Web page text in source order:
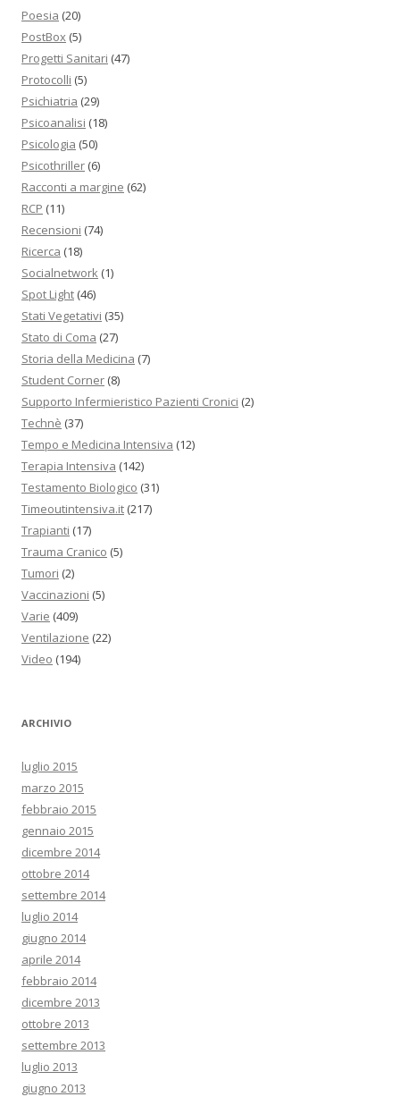
Poesia (20)
PostBox (5)
Progetti Sanitari (47)
Protocolli (5)
Psichiatria (29)
Psicoanalisi (18)
Psicologia (50)
Psicothriller (6)
Racconti a margine (62)
RCP (11)
Recensioni (74)
Ricerca (18)
Socialnetwork (1)
Spot Light (46)
Stati Vegetativi (35)
Stato di Coma (27)
Storia della Medicina (7)
Student Corner (8)
Supporto Infermieristico Pazienti Cronici (2)
Technè (37)
Tempo e Medicina Intensiva (12)
Terapia Intensiva (142)
Testamento Biologico (31)
Timeoutintensiva.it (217)
Trapianti (17)
Trauma Cranico (5)
Tumori (2)
Vaccinazioni (5)
Varie (409)
Ventilazione (22)
Video (194)
ARCHIVIO
luglio 2015
marzo 2015
febbraio 2015
gennaio 2015
dicembre 2014
ottobre 2014
settembre 2014
luglio 2014
giugno 2014
aprile 2014
febbraio 2014
dicembre 2013
ottobre 2013
settembre 2013
luglio 2013
giugno 2013